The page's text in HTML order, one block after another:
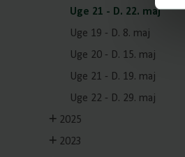
Uge 21 - D. 22. maj
Uge 19 - D. 8. maj
Uge 20 - D. 15. maj
Uge 21 - D. 19. maj
Uge 22 - D. 29. maj
2025
2023